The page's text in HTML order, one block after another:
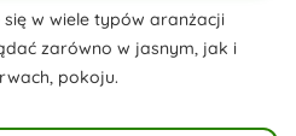
się w wiele typów aranżacji
zarówno w jasnym, jak i
pokoju.